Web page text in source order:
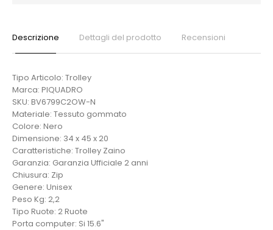
Descrizione Dettagli del prodotto Recensioni
Tipo Articolo: Trolley
Marca: PIQUADRO
SKU: BV6799C2OW-N
Materiale: Tessuto gommato
Colore: Nero
Dimensione: 34 x 45 x 20
Caratteristiche: Trolley Zaino
Garanzia: Garanzia Ufficiale 2 anni
Chiusura: Zip
Genere: Unisex
Peso Kg: 2,2
Tipo Ruote: 2 Ruote
Porta computer: Si 15.6"